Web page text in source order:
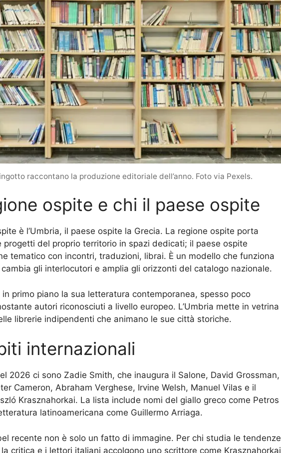
raccontano la produzione editoriale dell’anno. Foto via Pexels.
ospite e chi il paese ospite
è l’Umbria, il paese ospite la Grecia. La regione ospite porta
progetti del proprio territorio in spazi dedicati; il paese ospite
tematico con incontri, traduzioni, librai. È un modello che funziona
gli interlocutori e amplia gli orizzonti del catalogo nazionale.
primo piano la sua letteratura contemporanea, spesso poco
autori riconosciuti a livello europeo. L’Umbria mette in vetrina
librerie indipendenti che animano le sue città storiche.
internazionali
2026 ci sono Zadie Smith, che inaugura il Salone, David Grossman,
Cameron, Abraham Verghese, Irvine Welsh, Manuel Vilas e il
Krasznahorkai. La lista include nomi del giallo greco come Petros
latinoamericana come Guillermo Arriaga.
recente non è solo un fatto di immagine. Per chi studia le tendenze
critica e i lettori italiani accolgono uno scrittore come Krasznahorkai